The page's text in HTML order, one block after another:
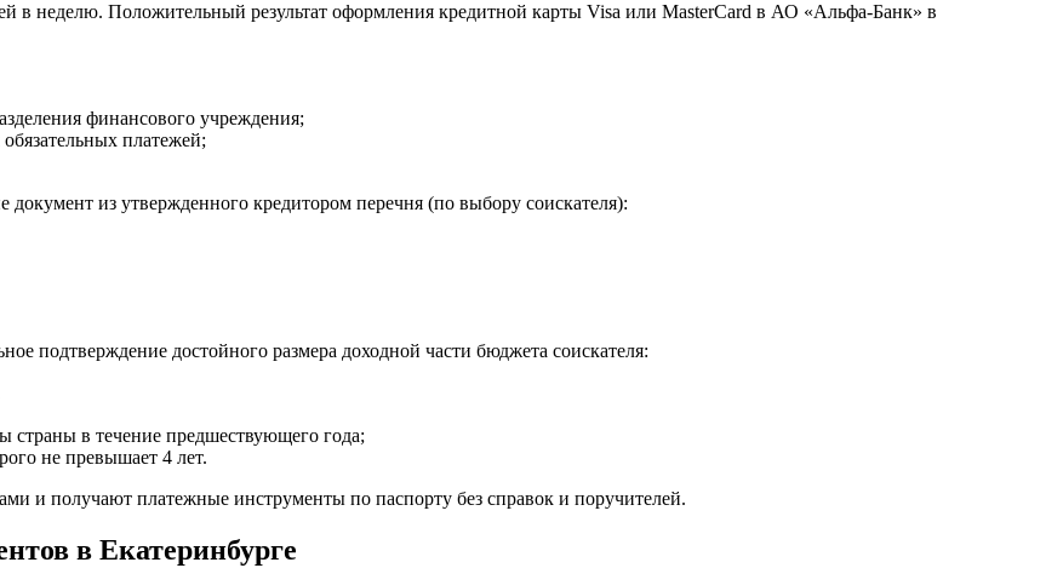
в неделю. Положительный результат оформления кредитной карты Visa или MasterCard в АО «Альфа-Банк» в
финансового учреждения;
платежей;
документ из утвержденного кредитором перечня (по выбору соискателя):
подтверждение достойного размера доходной части бюджета соискателя:
страны в течение предшествующего года;
не превышает 4 лет.
и получают платежные инструменты по паспорту без справок и поручителей.
в Екатеринбурге